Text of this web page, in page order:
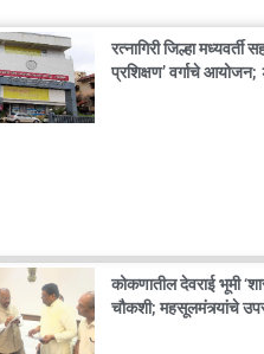
रत्नागिरी जिल्हा मध्यवर्ती
प्रशिक्षण’ वर्गाचे
कोकणातील देवराई भूमी
चौकशी; महसूलमंत्र्यांचे